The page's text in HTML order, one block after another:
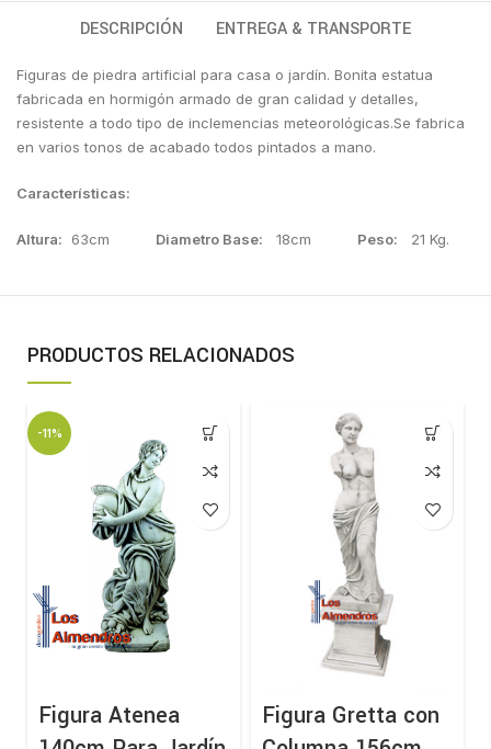
DESCRIPCIÓN ENTREGA & TRANSPORTE
Figuras de piedra artificial para casa o jardín. Bonita estatua
fabricada en hormigón armado de gran calidad y detalles,
resistente a todo tipo de inclemencias meteorológicas.Se fabrica
en varios tonos de acabado todos pintados a mano.
Características:
Altura: 63cm Diametro Base: 18cm Peso: 21 Kg.
PRODUCTOS RELACIONADOS
-11%
Figura Atenea
Figura Gretta con